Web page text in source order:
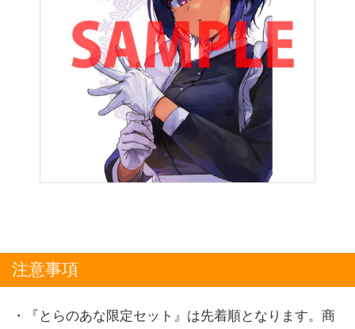
注意事項
・『とらのあな限定セット』は先着順となります。商